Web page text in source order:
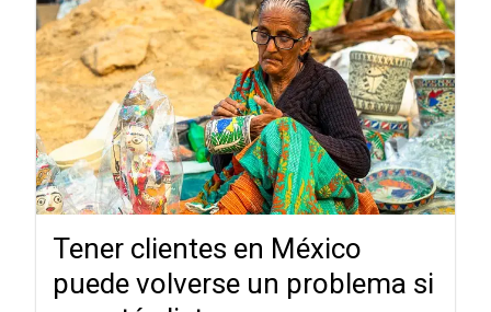
Tener clientes en México
puede volverse un problema si